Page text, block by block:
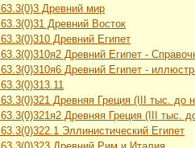
63.3(0)3 Древний мир
63.3(0)31 Древний Восток
63.3(0)310 Древний Египет
63.3(0)310я2 Древний Египет -
63.3(0)310я6 Древний Египет -
63.3(0)313.11
63.3(0)321 Древняя Греция (III тыс. до
63.3(0)321я2 Древняя Греция (III тыс.
63.3(0)322.1 Эллинистический Египет